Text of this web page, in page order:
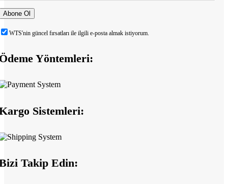
WTS'nin güncel fırsatları ile ilgili e-posta almak istiyorum.
Yöntemleri:
Sistemleri:
Takip Edin: